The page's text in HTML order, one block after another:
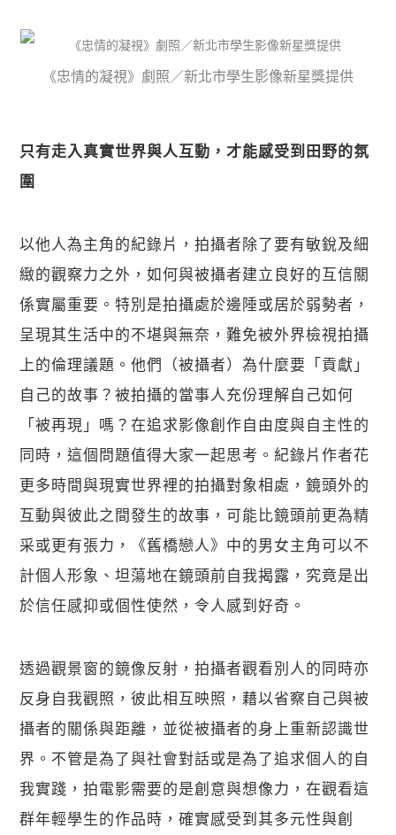
《忠情的凝視》劇照／新北市學生影像新星獎提供
只有走入真實世界與人互動，才能感受到田野的氛
圍
以他人為主角的紀錄片，拍攝者除了要有敏銳及細
緻的觀察力之外，如何與被攝者建立良好的互信關
係實屬重要。特別是拍攝處於邊陲或居於弱勢者，
呈現其生活中的不堪與無奈，難免被外界檢視拍攝
上的倫理議題。他們（被攝者）為什麼要「貢獻」
自己的故事？被拍攝的當事人充份理解自己如何
「被再現」嗎？在追求影像創作自由度與自主性的
同時，這個問題值得大家一起思考。紀錄片作者花
更多時間與現實世界裡的拍攝對象相處，鏡頭外的
互動與彼此之間發生的故事，可能比鏡頭前更為精
采或更有張力，《舊橋戀人》中的男女主角可以不
計個人形象、坦蕩地在鏡頭前自我揭露，究竟是出
於信任感抑或個性使然，令人感到好奇。
透過觀景窗的鏡像反射，拍攝者觀看別人的同時亦
反身自我觀照，彼此相互映照，藉以省察自己與被
攝者的關係與距離，並從被攝者的身上重新認識世
界。不管是為了與社會對話或是為了追求個人的自
我實踐，拍電影需要的是創意與想像力，在觀看這
群年輕學生的作品時，確實感受到其多元性與創